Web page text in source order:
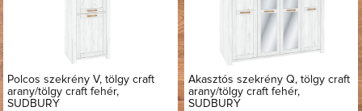
Polcos szekrény V, tölgy craft
arany/tölgy craft fehér,
SUDBURY
Akasztós szekrény Q, tölgy craft
arany/tölgy craft fehér,
SUDBURY